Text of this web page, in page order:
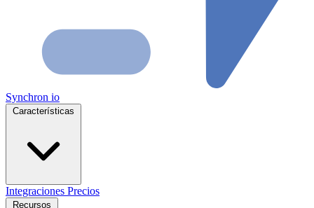
Synchron io
Integraciones Precios